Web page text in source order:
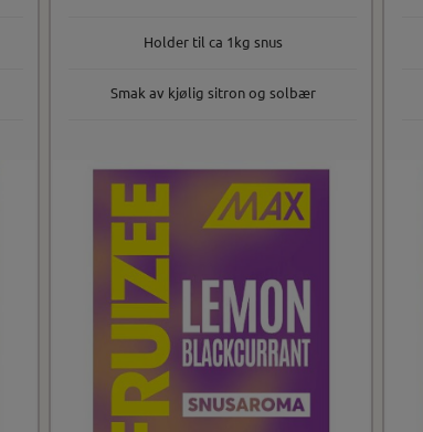
Holder til ca 1kg snus
Smak av kjølig sitron og solbær